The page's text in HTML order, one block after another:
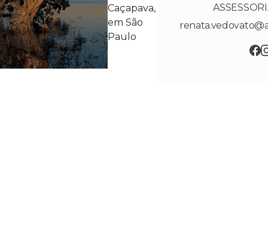
Caçapava,
em São
Paulo